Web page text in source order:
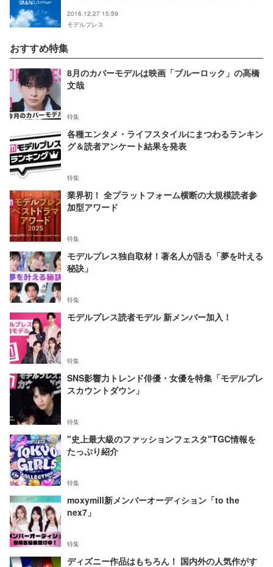
2016.12.27 15:59
モデルプレス
おすすめ特集
8月のカバーモデルは映画「ブルーロック」の高橋
文哉
特集
各種エンタメ・ライフスタイルにまつわるランキン
グ＆読者アンケート結果を発表
特集
業界初！ 全プラットフォーム横断の大規模読者参
加型アワード
特集
モデルプレス独自取材！著名人が語る「夢を叶える
秘訣」
特集
モデルプレス読者モデル 新メンバー加入！
特集
SNS影響力トレンド俳優・女優を特集「モデルプレ
スカウントダウン」
特集
"史上最大級のファッションフェスタ"TGC情報を
たっぷり紹介
特集
moxymill新メンバーオーディション「to the
nex7」
特集
ディズニー作品はもちろん！ 国内外の人気作がす